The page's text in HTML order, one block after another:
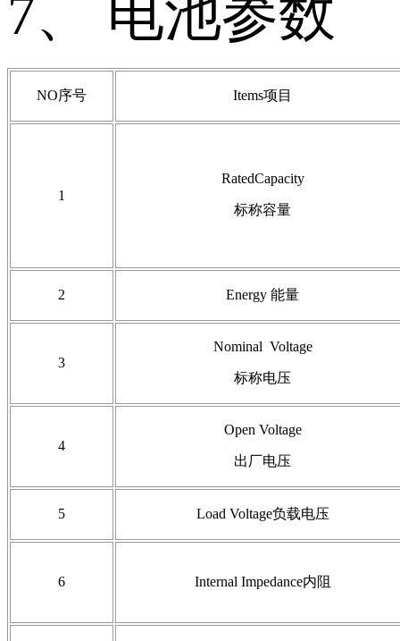
7、 电池参数
NO序号 Items项目
1
RatedCapacity
标称容量
2 Energy 能量
3
Nominal Voltage
标称电压
4
Open Voltage
出厂电压
5 Load Voltage负载电压
6 Internal Impedance内阻